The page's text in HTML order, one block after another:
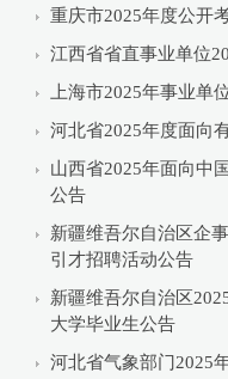
重庆市2025年度公开
江西省省直事业单位
上海市2025年事业单
河北省2025年度面向
山西省2025年面向中
公告
新疆维吾尔自治区企
引才招聘活动公告
新疆维吾尔自治区
大学毕业生公告
河北省气象部门2025